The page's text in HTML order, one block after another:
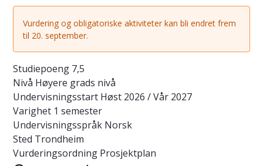
Vurdering og obligatoriske aktiviteter kan bli endret frem
til 20. september.
Studiepoeng 7,5
Nivå Høyere grads nivå
Undervisningsstart Høst 2026 / Vår 2027
Varighet 1 semester
Undervisningsspråk Norsk
Sted Trondheim
Vurderingsordning Prosjektplan